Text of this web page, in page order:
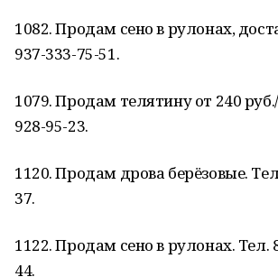
1082. Продам сено в рулонах,
937-333-75-51.
1079. Продам телятину от 240
928-95-23.
1120. Продам дрова берёзовые.
37.
1122. Продам сено в рулонах. Тел.
44.